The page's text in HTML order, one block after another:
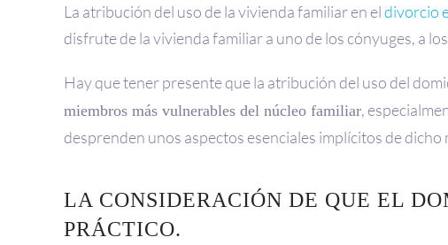
La atribución del uso de la vivienda familiar en eldivorcio
disfrute de la vivienda familiar a uno de los cónyuges, a
Hay que tener presente que la atribución del uso del
miembros más vulnerables del núcleo familiar,
desprenden unos aspectos esenciales implícitos de dicho
LA CONSIDERACIÓN DE QUE EL
PRÁCTICO.